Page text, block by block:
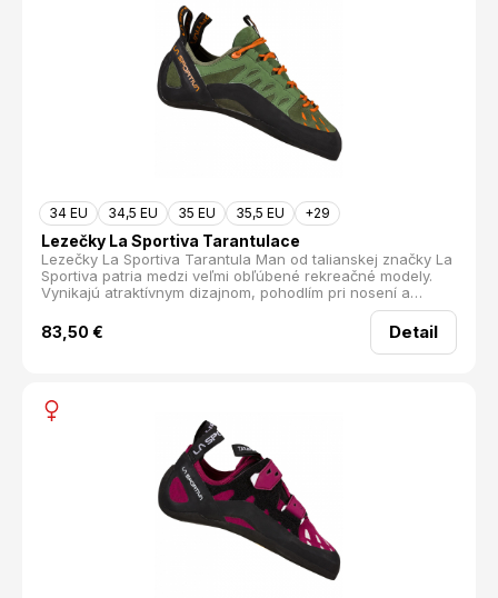
34 EU 34,5 EU 35 EU 35,5 EU +29
Lezečky La Sportiva Tarantulace
Lezečky La Sportiva Tarantula Man od talianskej značky La
Sportiva patria medzi veľmi obľúbené rekreačné modely.
Vynikajú atraktívnym dizajnom, pohodlím pri nosení a
zároveň majú dobrú odolnosť, takže sa tak rýchlo
neopotrebujú. Najčastejšie sa používajú na lezenie na
umelej stene, no bez problémov poslúžia aj pri prvých
83,50 € Detail